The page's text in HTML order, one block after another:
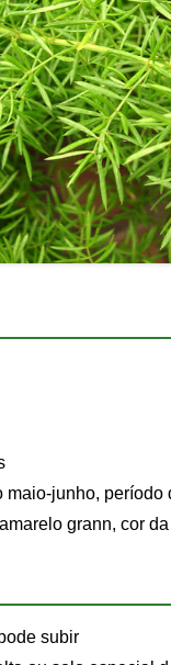
maio-junho,
grann, cor
subir